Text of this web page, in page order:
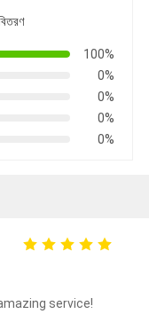
100%
0%
0%
0%
0%
service!